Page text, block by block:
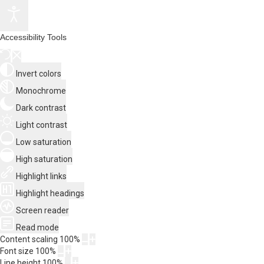
Accessibility Tools
Invert colors
Monochrome
Dark contrast
Light contrast
Low saturation
High saturation
Highlight links
Highlight headings
Screen reader
Read mode
Content scaling 100%
Font size 100%